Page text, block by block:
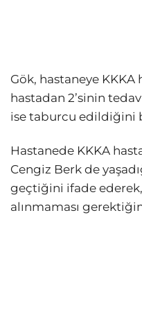
Gök, hastaneye KKKA
hastadan 2’sinin
ise taburcu edildiğini
Hastanede KKKA
Cengiz Berk de
geçtiğini ifade
alınmaması